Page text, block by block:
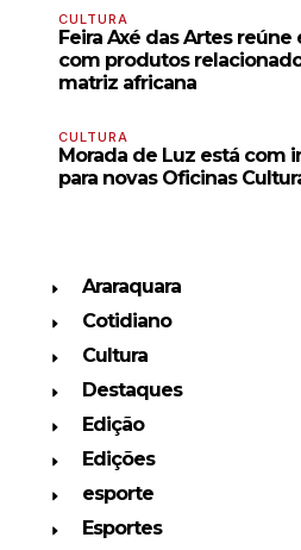
CULTURA
Feira Axé das Artes
com produtos
matriz africana
CULTURA
Morada de Luz está com
para novas Oficinas
Araraquara
Cotidiano
Cultura
Destaques
Edição
Edições
esporte
Esportes